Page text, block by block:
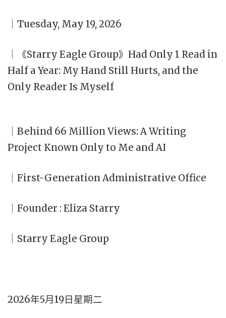
｜Tuesday, May 19, 2026
｜《Starry Eagle Group》Had Only 1 Read in
Half a Year: My Hand Still Hurts, and the
Only Reader Is Myself
｜Behind 66 Million Views: A Writing
Project Known Only to Me and AI
｜First-Generation Administrative Office
｜Founder : Eliza Starry
｜Starry Eagle Group
2026年5月19日星期二